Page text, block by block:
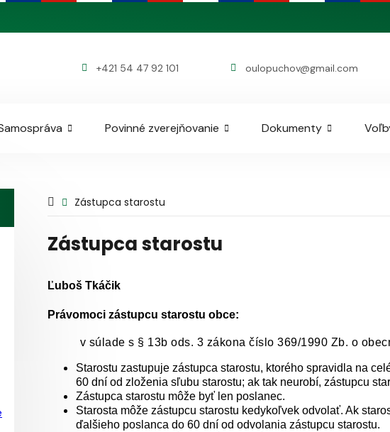
+421 54 47 92 101 oulopuchov@gmail.com
Povinné zverejňovanie Dokumenty
Zástupca starostu
Zástupca starostu
Ľuboš Tkáčik
Právomoci zástupcu starostu obce:
v súlade s § 13b ods. 3 zákona číslo 369/1990 Zb. o
Starostu zastupuje zástupca starostu, ktorého spravidla na
60 dní od zloženia sľubu starostu; ak tak neurobí, zástupcu
Zástupca starostu môže byť len poslanec.
Starosta môže zástupcu starostu kedykoľvek odvolať. Ak
ďalšieho poslanca do 60 dní od odvolania zástupcu starostu.